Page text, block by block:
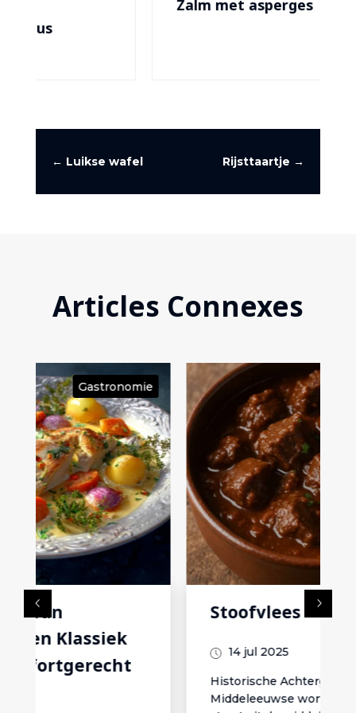
Zalm met asperges
← Luikse wafel Rijsttaartje →
Articles Connexes
Gastronomie
Middeleeuwse wortelsStoofvlees